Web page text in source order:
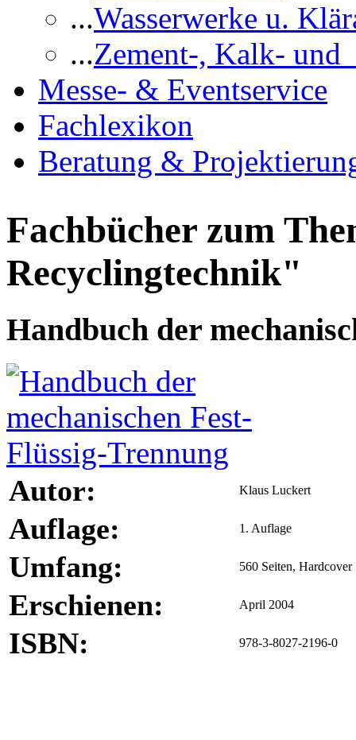
...Wasserwerke u.
...Zement-, Kalk-
Messe- & Eventservice
Fachlexikon
Beratung &
Fachbücher zum
Recyclingtechnik"
Handbuch der
Autor: Klaus Luckert
Auflage: 1. Auflage
Umfang: 560 Seiten, Hardcover
Erschienen: April 2004
ISBN: 978-3-8027-2196-0